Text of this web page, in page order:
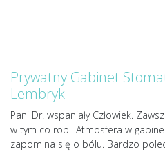
Prywatny Gabinet
Lembryk
Pani Dr. wspaniały Człowiek.
w tym co robi. Atmosfera w
zapomina się o bólu. Bardzo